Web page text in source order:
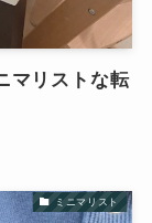
マリストな転
ミニマリスト